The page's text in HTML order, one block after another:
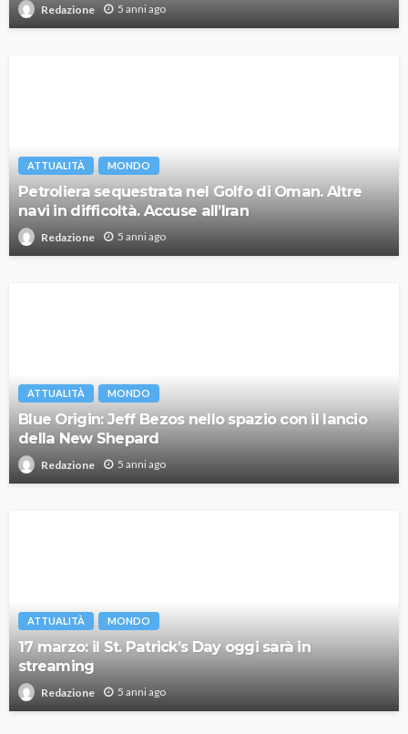
Redazione 5 anni ago
ATTUALITÀ MONDO
Petroliera sequestrata nel Golfo di Oman. Altre
navi in difficoltà. Accuse all’Iran
Redazione 5 anni ago
ATTUALITÀ MONDO
Blue Origin: Jeff Bezos nello spazio con il lancio
della New Shepard
Redazione 5 anni ago
ATTUALITÀ MONDO
17 marzo: il St. Patrick’s Day oggi sarà in
streaming
Redazione 5 anni ago